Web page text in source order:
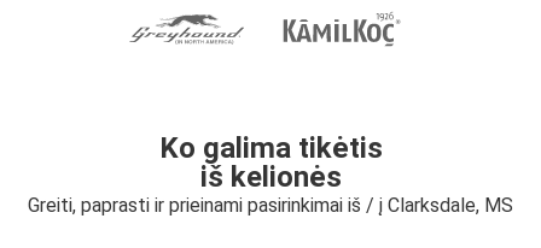
Ko galima tikėtis
iš kelionės
Greiti, paprasti ir prieinami pasirinkimai iš / į Clarksdale, MS